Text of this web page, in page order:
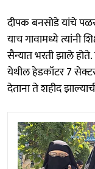
दीपक बनसोडे यांचे
याच गावामध्ये त्यांनी
सैन्यात भरती झाले
येथील हेडकॉटर 7
देताना ते शहीद